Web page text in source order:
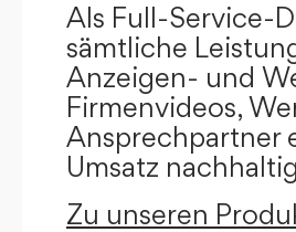
Als Full-Service-
sämtliche
Anzeigen- und
Firmenvideos,
Ansprechpartner
Umsatz
Zu unseren